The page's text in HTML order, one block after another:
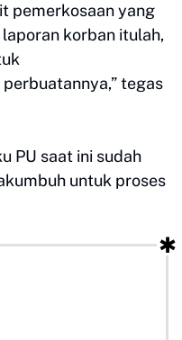
pemerkosaan yang
korban itulah,
tegas
PU saat ini sudah
untuk proses